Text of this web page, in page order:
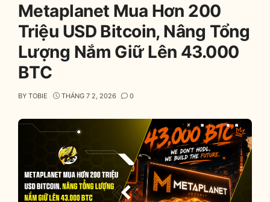
contentMetaplanet Mua Hơn 200
Triệu USD Bitcoin, Nâng Tổng
Lượng Nắm Giữ Lên 43.000
BTC
BY TOBIE THÁNG 7 2, 2026 0